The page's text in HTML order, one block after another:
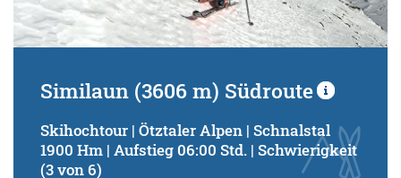
Similaun (3606 m) Südroute
Skihochtour | Ötztaler Alpen | Schnalstal
1900 Hm | Aufstieg 06:00 Std. | Schwierigkeit
(3 von 6)